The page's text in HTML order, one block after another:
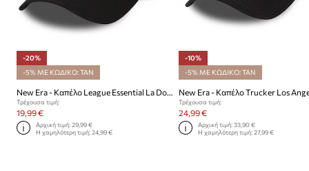
-20%
-5% ΜΕ ΚΩΔΙΚΟ: TAN
Τρέχουσα τιμή:
19,99 €
Αρχική τιμή:29,99 €
Η χαμηλότερη τιμή:24,99 €
-10%
-5% ΜΕ ΚΩΔΙΚΟ: TAN
Τρέχουσα τιμή:
24,99 €
Αρχική τιμή: 33,90 €
Η χαμηλότερη τιμή: 27,99 €